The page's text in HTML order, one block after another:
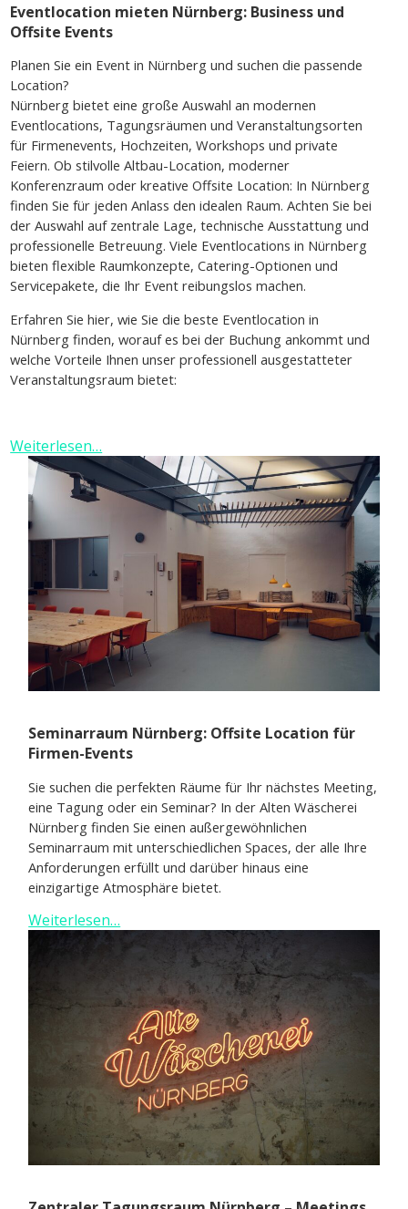
Eventlocation mieten Nürnberg: Business und
Offsite Events
Planen Sie ein Event in Nürnberg und suchen die passende
Location?
Nürnberg bietet eine große Auswahl an modernen
Eventlocations, Tagungsräumen und Veranstaltungsorten
für Firmenevents, Hochzeiten, Workshops und private
Feiern. Ob stilvolle Altbau-Location, moderner
Konferenzraum oder kreative Offsite Location: In Nürnberg
finden Sie für jeden Anlass den idealen Raum. Achten Sie bei
der Auswahl auf zentrale Lage, technische Ausstattung und
professionelle Betreuung. Viele Eventlocations in Nürnberg
bieten flexible Raumkonzepte, Catering-Optionen und
Servicepakete, die Ihr Event reibungslos machen.
Erfahren Sie hier, wie Sie die beste Eventlocation in
Nürnberg finden, worauf es bei der Buchung ankommt und
welche Vorteile Ihnen unser professionell ausgestatteter
Veranstaltungsraum bietet:
Weiterlesen…
Seminarraum Nürnberg: Offsite Location für
Firmen-Events
Sie suchen die perfekten Räume für Ihr nächstes Meeting,
eine Tagung oder ein Seminar? In der Alten Wäscherei
Nürnberg finden Sie einen außergewöhnlichen
Seminarraum mit unterschiedlichen Spaces, der alle Ihre
Anforderungen erfüllt und darüber hinaus eine
einzigartige Atmosphäre bietet.
Weiterlesen…